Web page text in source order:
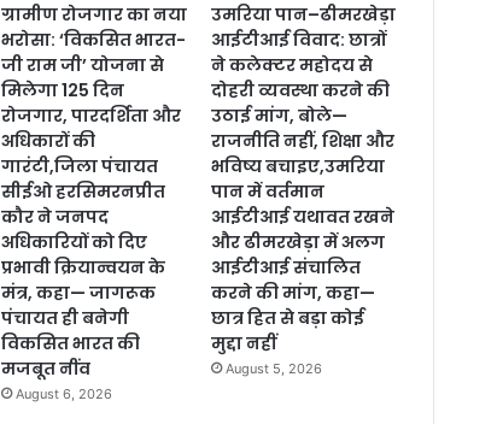
ग्रामीण रोजगार का नया
भरोसा: ‘विकसित भारत-
जी राम जी’ योजना से
मिलेगा 125 दिन
रोजगार, पारदर्शिता और
अधिकारों की
गारंटी,जिला पंचायत
सीईओ हरसिमरनप्रीत
कौर ने जनपद
अधिकारियों को दिए
प्रभावी क्रियान्वयन के
मंत्र, कहा— जागरूक
पंचायत ही बनेगी
विकसित भारत की
मजबूत नींव
August 6, 2026
उमरिया पान–ढीमरखेड़ा
आईटीआई विवाद: छात्रों
ने कलेक्टर महोदय से
दोहरी व्यवस्था करने की
उठाई मांग, बोले—
राजनीति नहीं, शिक्षा और
भविष्य बचाइए,उमरिया
पान में वर्तमान
आईटीआई यथावत रखने
और ढीमरखेड़ा में अलग
आईटीआई संचालित
करने की मांग, कहा—
छात्र हित से बड़ा कोई
मुद्दा नहीं
August 5, 2026